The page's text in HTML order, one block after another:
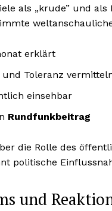
als „krude” und als
erklärt
Toleranz
einsehbar
Rundfunkbeitrag
die Rolle des
politische
und